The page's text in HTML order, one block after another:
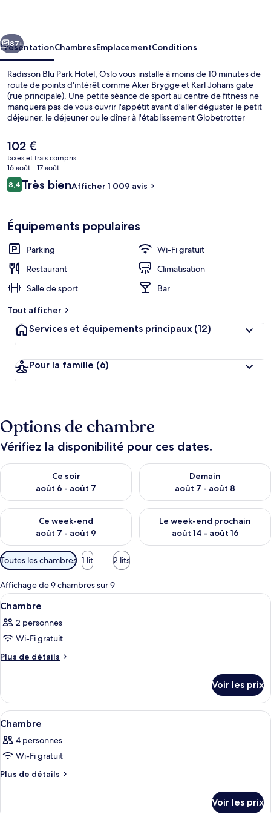
Oslo
Suivant
87+
PrésentationChambresEmplacementConditions
Radisson Blu Park Hotel, Oslo vous installe à moins de 10 minutes de
route de points d'intérêt comme Aker Brygge et Karl Johans gate
(rue principale). Une petite séance de sport au centre de fitness ne
manquera pas de vous ouvrir l'appétit avant d'aller déguster le petit
déjeuner, le déjeuner ou le dîner à l'établissement Globetrotter
figurent un bar / salon, un snack-bar/une épicerie fine, et une
terrasse. Les autres voyageurs sont séduits par le personnel
attentionné et la présentation générale.
Le
prix
actuel
est
de
102 €
taxes et frais compris
16 août - 17 août
Avis
voyageurs
8,48,4 sur 10
Très bienAfficher 1 009 avis
Équipements populaires
Parking
Wi-Fi gratuit
Restaurant
Climatisation
Salle de sport
Bar
Tout afficher
Services et équipements principaux (12)
Pour la famille (6)
Options de chambre
Vérifiez la disponibilité pour ces dates.
Ce soir
août 6 - août 7
Vérifier la disponibilité pour ce soir août 6 - août 7
Demain
août 7 - août 8
Vérifier la disponibilité pour
Ce week-end
août 7 - août 9
Vérifier la disponibilité pour ce week-end août 7 - août 9
Le week-end prochain
août 14 - août 16
Vérifier la disponibilité pour
Filtres
disponibles
pour
les
chambres
Toutes les chambres 1 lit 2 lits
Affichage de 9 chambres sur 9
Afficher
toutes
les
photos
pour
de
chambre :
Chambre
Une chambre d’hôtel avec un lit, un
15
Chambre
2 personnes
Wi-Fi gratuit
Plus de détails
Plus
le
type
de
Chambre
Voir les prix
Afficher
toutes
les
photos
pour
Une chambre d’hôtel moderne,
16
Chambre
4 personnes
Wi-Fi gratuit
Plus de détails
Plus
Voir les prix